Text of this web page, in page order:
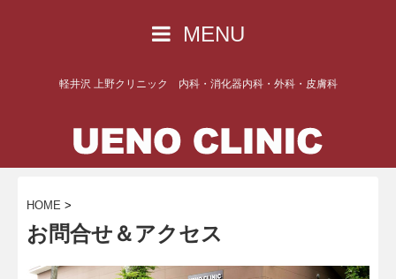
MENU
軽井沢 上野クリニック 内科・消化器内科・外科・皮膚科
HOME >
お問合せ＆アクセス